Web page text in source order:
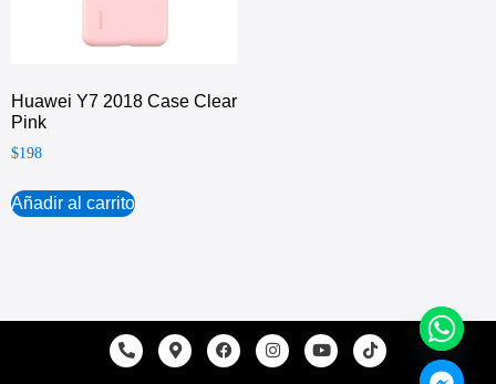
Huawei Y7 2018 Case Clear
Pink
$198
Añadir al carrito